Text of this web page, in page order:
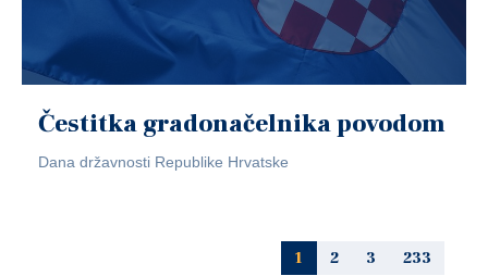
Čestitka gradonačelnika povodom
Dana državnosti Republike Hrvatske
1 2 3 233